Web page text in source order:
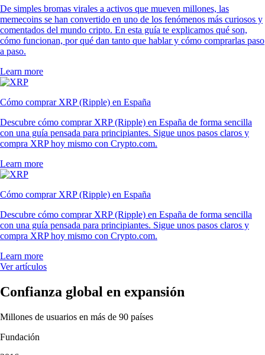
De simples bromas virales a activos que mueven millones, las
memecoins se han convertido en uno de los fenómenos más curiosos y
comentados del mundo cripto. En esta guía te explicamos qué son,
cómo funcionan, por qué dan tanto que hablar y cómo comprarlas paso
a paso.
Learn more
Cómo comprar XRP (Ripple) en España
Descubre cómo comprar XRP (Ripple) en España de forma sencilla
con una guía pensada para principiantes. Sigue unos pasos claros y
compra XRP hoy mismo con Crypto.com.
Learn more
Cómo comprar XRP (Ripple) en España
Descubre cómo comprar XRP (Ripple) en España de forma sencilla
con una guía pensada para principiantes. Sigue unos pasos claros y
compra XRP hoy mismo con Crypto.com.
Learn more
Ver artículos
Confianza global en expansión
Millones de usuarios en más de 90 países
Fundación